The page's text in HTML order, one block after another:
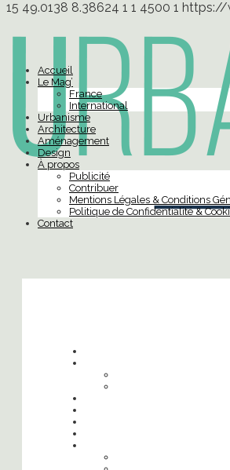
15 49.0138 8.38624 1 1 4500 1 https://
Accueil
Le Mag’
France
International
Urbanisme
Architecture
Aménagement
Design
À propos
Publicité
Contribuer
Mentions Légales & Conditions
Politique de Confidentialité &
Contact